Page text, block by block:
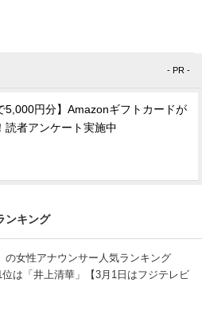
- PR -
5,000円分】Amazonギフトカードが
読者アンケート実施中
ンキング
の女性アナウンサー人気ランキング
は「井上清華」【3月1日はフジテレビ